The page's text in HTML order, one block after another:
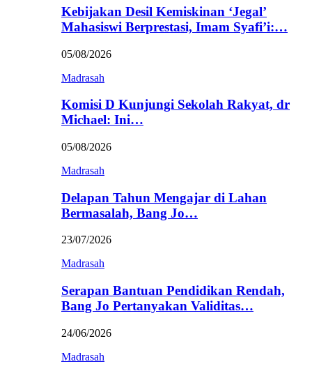
Kebijakan Desil Kemiskinan ‘Jegal’
Mahasiswi Berprestasi, Imam Syafi’i:…
05/08/2026
Madrasah
Komisi D Kunjungi Sekolah Rakyat, dr
Michael: Ini…
05/08/2026
Madrasah
Delapan Tahun Mengajar di Lahan
Bermasalah, Bang Jo…
23/07/2026
Madrasah
Serapan Bantuan Pendidikan Rendah,
Bang Jo Pertanyakan Validitas…
24/06/2026
Madrasah